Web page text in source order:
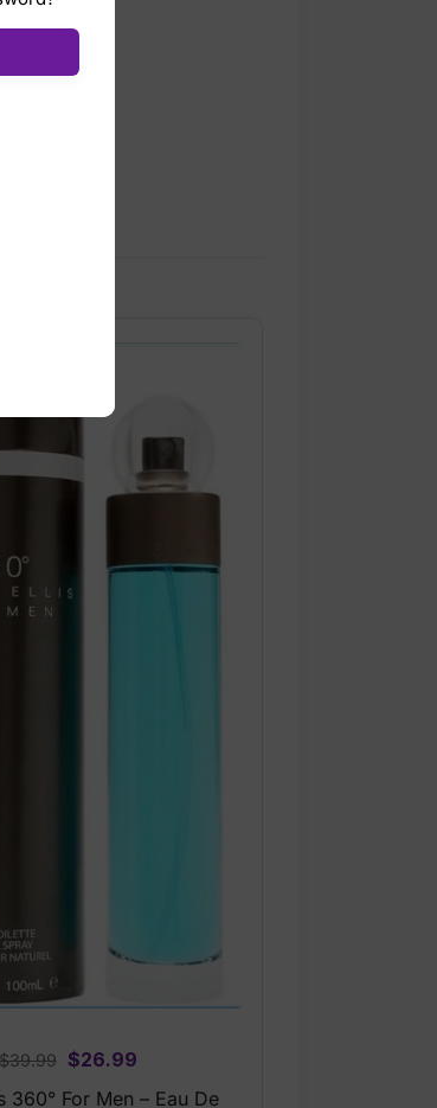
$39.99
Original
price
$26.99Current
price
360° For Men – Eau De